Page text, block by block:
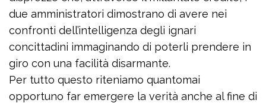
due amministratori dimostrano di avere nei
confronti dell’intelligenza degli ignari
concittadini immaginando di poterli prendere in
giro con una facilità disarmante.
Per tutto questo riteniamo quantomai
opportuno far emergere la verità anche al fine di